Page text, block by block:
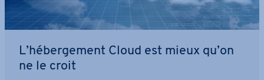
L’hé­ber­ge­ment Cloud est mieux qu’on
ne le croit